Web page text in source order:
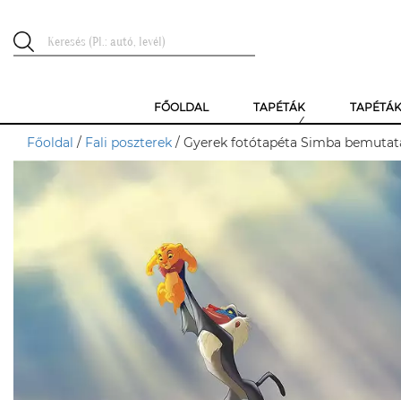
FŐOLDAL TAPÉTÁK
Főoldal / Fali poszterek / Gyerek fotótapéta Simba